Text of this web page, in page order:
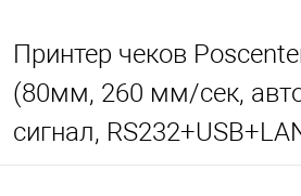
Принтер чеков
(80мм, 260 мм/сек,
сигнал,